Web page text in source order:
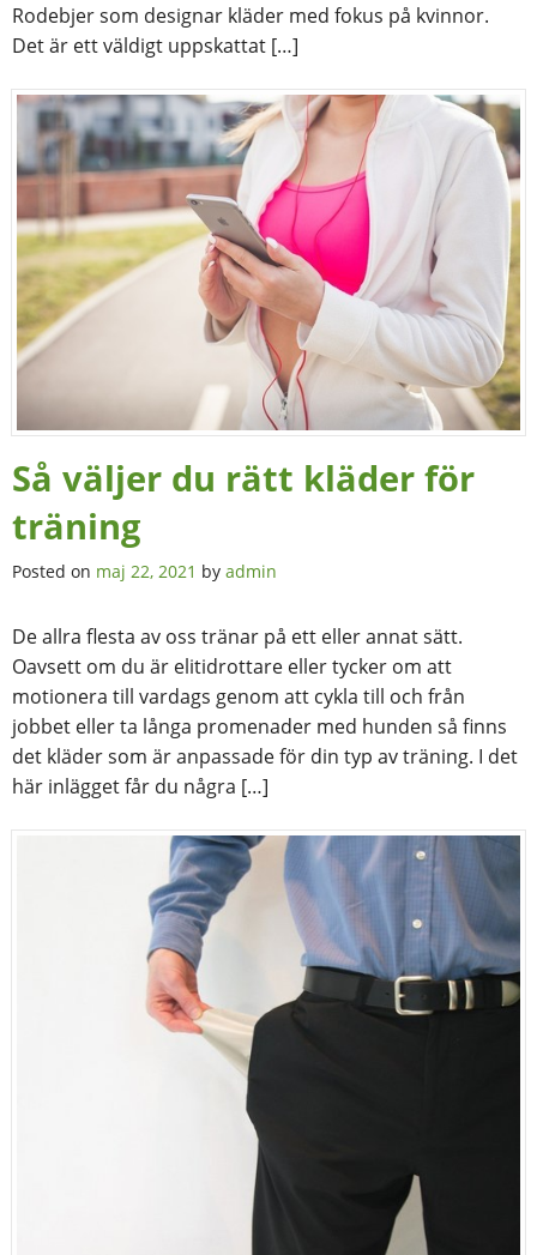
Rodebjer som designar kläder med fokus på kvinnor.
Det är ett väldigt uppskattat […]
Så väljer du rätt kläder för
träning
Posted on maj 22, 2021 by admin
De allra flesta av oss tränar på ett eller annat sätt.
Oavsett om du är elitidrottare eller tycker om att
motionera till vardags genom att cykla till och från
jobbet eller ta långa promenader med hunden så finns
det kläder som är anpassade för din typ av träning. I det
här inlägget får du några […]